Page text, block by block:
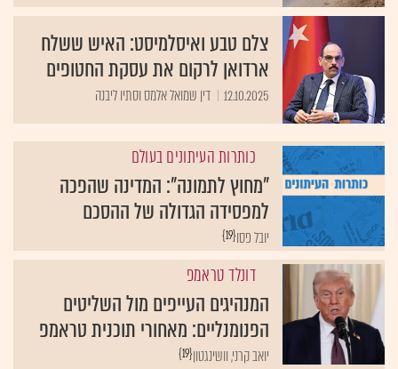
צלם טבע ואיסלמיסט: האיש ששלח
ארדואן לרקום את עסקת החטופים
12.10.2025 דין שמואל אלמס וסתיו ליבנה
כותרות העיתונים בעולם
"מחוץ לתמונה": המדינה שהפכה
למפסידה הגדולה של ההסכם
{19}יובל פסו
דונלד טראמפ
המנהיגים העייפים מול השליטים
הפנומנליים: מאחורי תוכנית טראמפ
{19}יואב קרני, וושינגטון